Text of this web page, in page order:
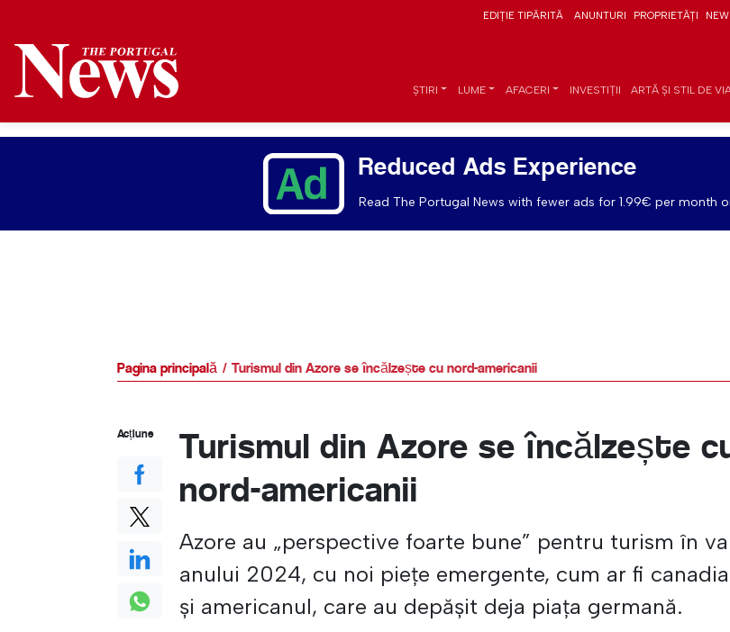
EDIȚIE TIPĂRITĂ ANUNTURI PROPRIETĂȚI
ȘTIRI LUME AFACERI INVESTIȚII ARTĂ ȘI STIL DE
Reduced Ads Experience
Read The Portugal News with fewer ads for 1.99€ per month
Pagina principală Turismul din Azore se încălzește cu nord-americanii
Turismul din Azore se încălzește
nord-americanii
Azore au „perspective foarte bune” pentru turism în
anului 2024, cu noi piețe emergente, cum ar fi
și americanul, care au depășit deja piața germană.
Acțiune